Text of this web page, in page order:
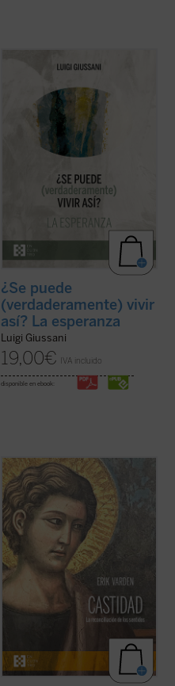
Giussani, que la esperanza es una palabra
rica apertura a la realidad, el más rico
descubrimiento en la realidad, la mayor
exaltación de la realidad que el hombre ...
¿Se puede
(verdaderamente) vivir
así? La esperanza
Luigi Giussani
19,00€ IVA incluido
disponible en ebook:
Erik Varden muestra —en un texto
enriquecido con una amplia gama de
referencias a las escrituras, la literatura, la
música, la pintura y la escultura— que la
castidad, la dirección única de los sentidos,
es una cualidad atractiva y ...(ver ficha)